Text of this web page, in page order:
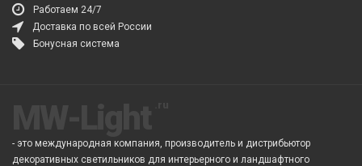
Работаем 24/7
Доставка по всей России
Бонусная система
- это международная компания, производитель и дистрибьютор
декоративных светильников для интерьерного и ландшафтного